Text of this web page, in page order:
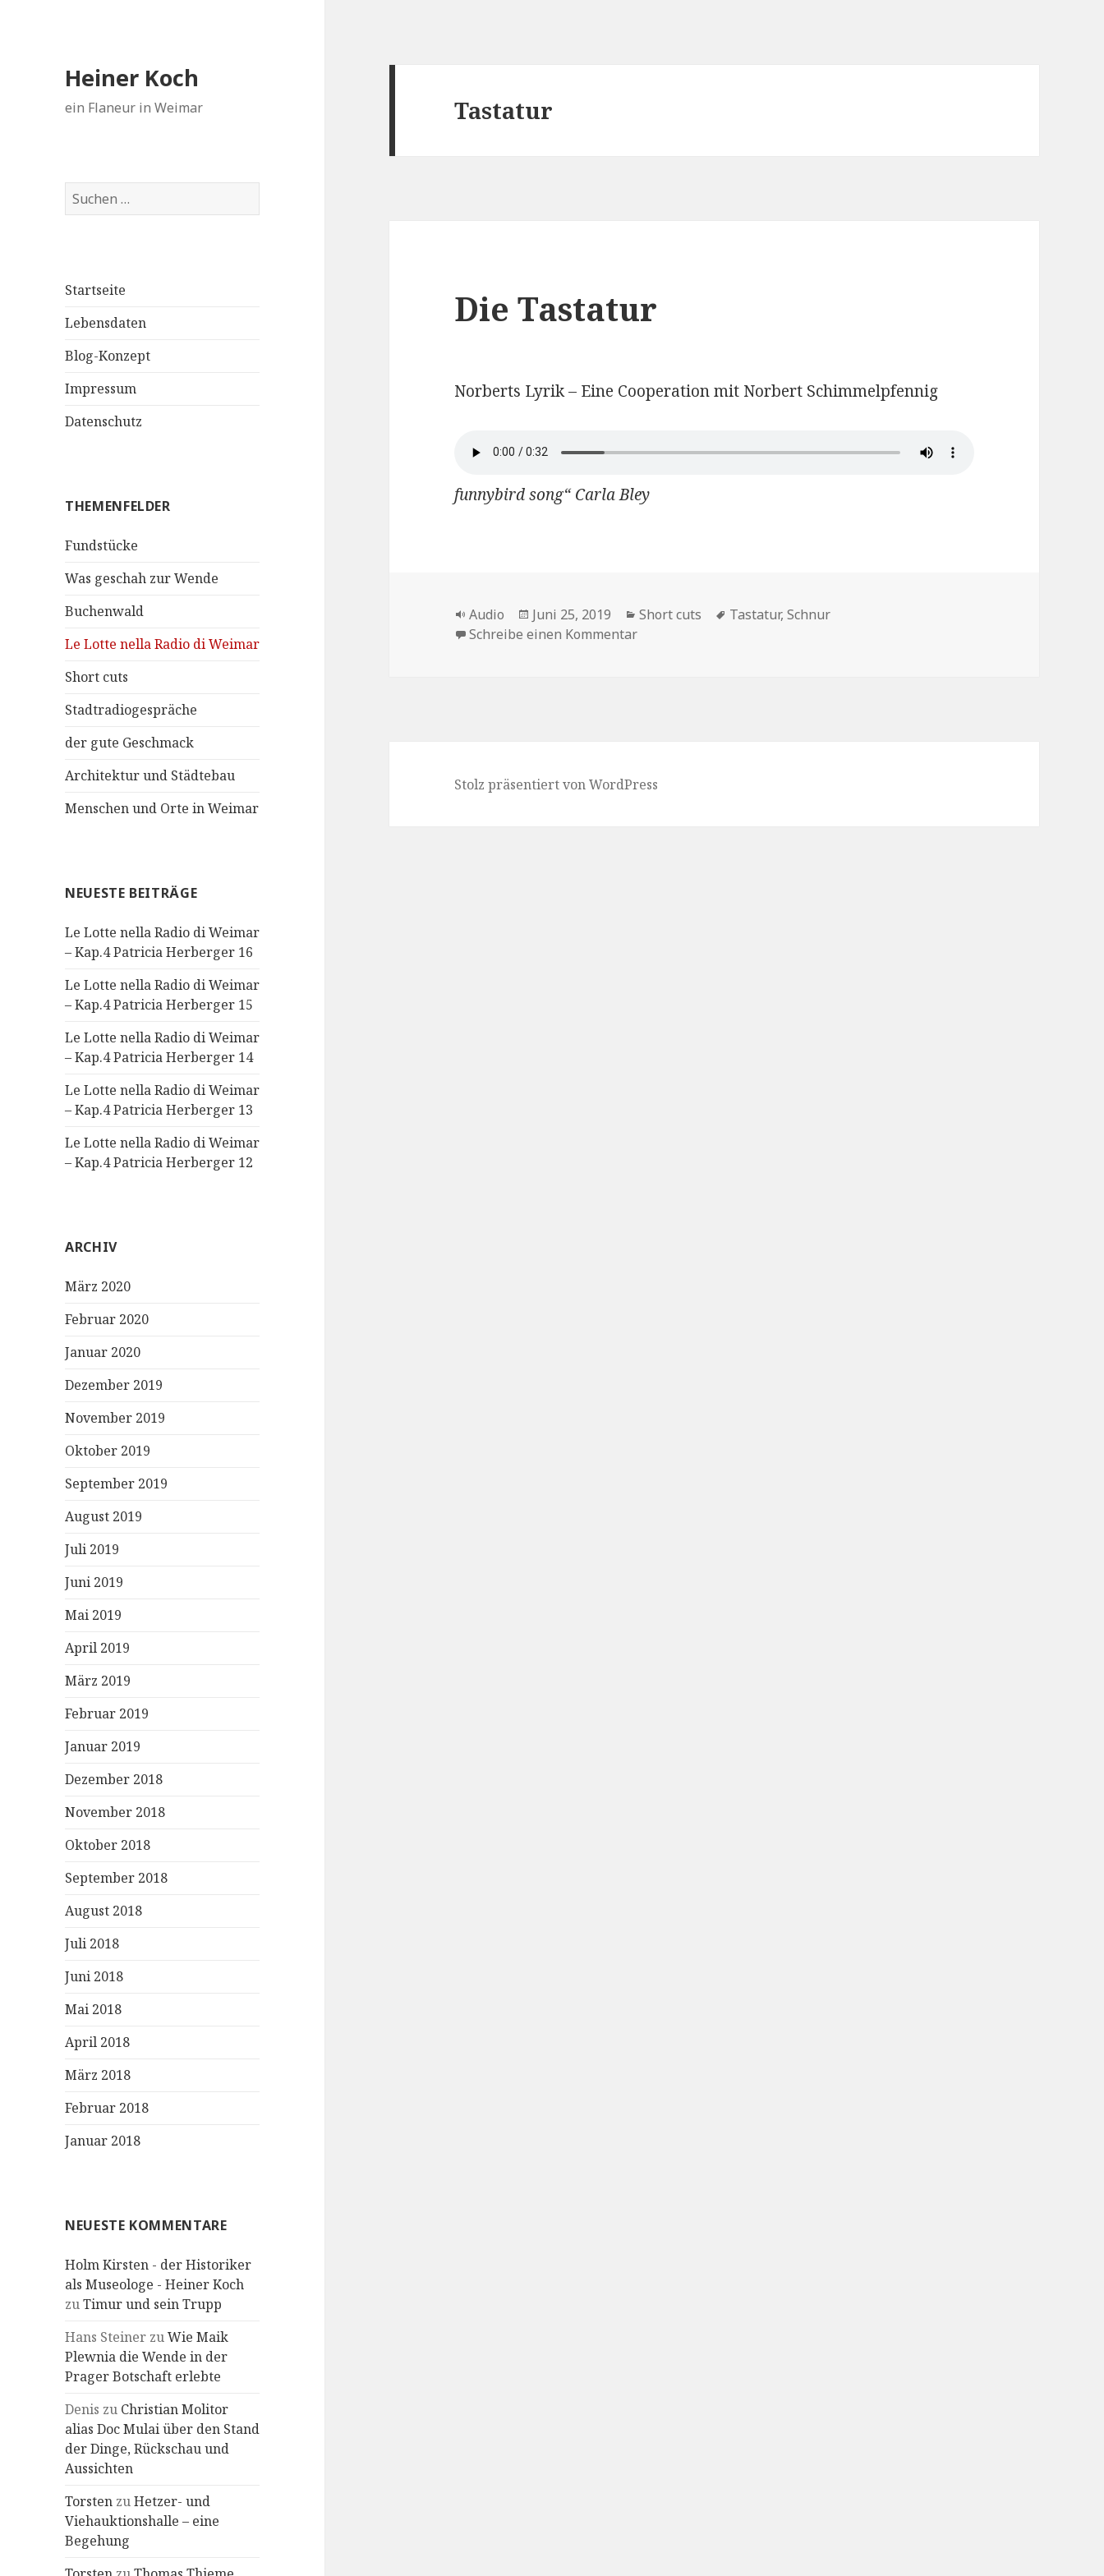
Heiner Koch
ein Flaneur in Weimar
Suchen
nach:
Startseite
Lebensdaten
Blog-Konzept
Impressum
Datenschutz
THEMENFELDER
Fundstücke
Was geschah zur Wende
Buchenwald
Le Lotte nella Radio di Weimar
Short cuts
Stadtradiogespräche
der gute Geschmack
Architektur und Städtebau
Menschen und Orte in Weimar
NEUESTE BEITRÄGE
Le Lotte nella Radio di Weimar
– Kap.4 Patricia Herberger 16
Le Lotte nella Radio di Weimar
– Kap.4 Patricia Herberger 15
Le Lotte nella Radio di Weimar
– Kap.4 Patricia Herberger 14
Le Lotte nella Radio di Weimar
– Kap.4 Patricia Herberger 13
Le Lotte nella Radio di Weimar
– Kap.4 Patricia Herberger 12
ARCHIV
März 2020
Februar 2020
Januar 2020
Dezember 2019
November 2019
Oktober 2019
September 2019
August 2019
Juli 2019
Juni 2019
Mai 2019
April 2019
März 2019
Februar 2019
Januar 2019
Dezember 2018
November 2018
Oktober 2018
September 2018
August 2018
Juli 2018
Juni 2018
Mai 2018
April 2018
März 2018
Februar 2018
Januar 2018
NEUESTE KOMMENTARE
Holm Kirsten - der Historiker
als Museologe - Heiner Koch
zuTimur und sein Trupp
Hans Steiner zuWie Maik
Plewnia die Wende in der
Prager Botschaft erlebte
Denis zu Christian Molitor
alias Doc Mulai über den Stand
der Dinge, Rückschau und
Aussichten
Torsten zuHetzer- und
Viehauktionshalle – eine
Begehung
Tastatur
Die Tastatur
Norberts Lyrik – Eine Cooperation mit Norbert Schimmelpfennig
funnybird song“ Carla Bley
Format
Audio
Veröffentlicht
am
Juni 25, 2019 Kategorien
Short cuts Schlagwörter
Tastatur,Schnur
Schreibe einen Kommentarzu Die Tastatur
Stolz präsentiert von WordPress